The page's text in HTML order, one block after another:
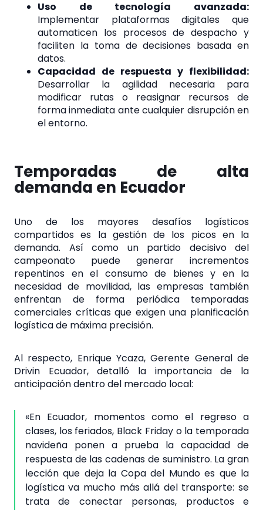
Uso de tecnología avanzada:
Implementar plataformas digitales que
automaticen los procesos de despacho y
faciliten la toma de decisiones basada en
datos.
Capacidad de respuesta y flexibilidad:
Desarrollar la agilidad necesaria para
modificar rutas o reasignar recursos de
forma inmediata ante cualquier disrupción en
el entorno.
Temporadas de alta
demanda en Ecuador
Uno de los mayores desafíos logísticos
compartidos es la gestión de los picos en la
demanda. Así como un partido decisivo del
campeonato puede generar incrementos
repentinos en el consumo de bienes y en la
necesidad de movilidad, las empresas también
enfrentan de forma periódica temporadas
comerciales críticas que exigen una planificación
logística de máxima precisión.
Al respecto, Enrique Ycaza, Gerente General de
Drivin Ecuador, detalló la importancia de la
anticipación dentro del mercado local:
«En Ecuador, momentos como el regreso a
clases, los feriados, Black Friday o la temporada
navideña ponen a prueba la capacidad de
respuesta de las cadenas de suministro. La gran
lección que deja la Copa del Mundo es que la
logística va mucho más allá del transporte: se
trata de conectar personas, productos e